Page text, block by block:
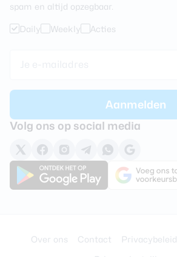
spam en altijd opzegbaar.
Daily Weekly Acties
Volg ons op social media
Over ons Contact Privacybeleid